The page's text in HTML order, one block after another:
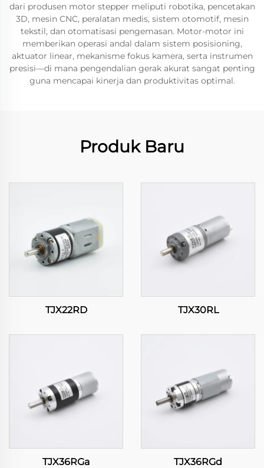
dari produsen motor stepper meliputi robotika, pencetakan
3D, mesin CNC, peralatan medis, sistem otomotif, mesin
tekstil, dan otomatisasi pengemasan. Motor-motor ini
memberikan operasi andal dalam sistem posisioning,
aktuator linear, mekanisme fokus kamera, serta instrumen
presisi—di mana pengendalian gerak akurat sangat penting
guna mencapai kinerja dan produktivitas optimal.
Produk Baru
TJX22RD TJX30RL
TJX36RGa TJX36RGd